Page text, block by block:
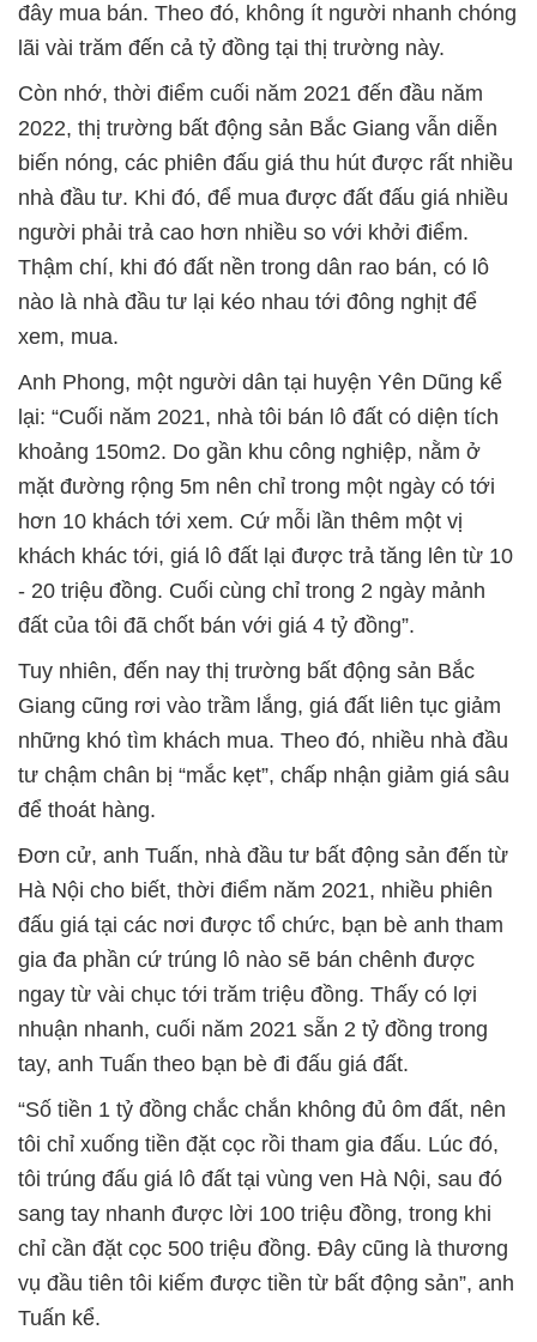
đây mua bán. Theo đó, không ít người nhanh chóng
lãi vài trăm đến cả tỷ đồng tại thị trường này.
Còn nhớ, thời điểm cuối năm 2021 đến đầu năm
2022, thị trường bất động sản Bắc Giang vẫn diễn
biến nóng, các phiên đấu giá thu hút được rất nhiều
nhà đầu tư. Khi đó, để mua được đất đấu giá nhiều
người phải trả cao hơn nhiều so với khởi điểm.
Thậm chí, khi đó đất nền trong dân rao bán, có lô
nào là nhà đầu tư lại kéo nhau tới đông nghịt để
xem, mua.
Anh Phong, một người dân tại huyện Yên Dũng kể
lại: “Cuối năm 2021, nhà tôi bán lô đất có diện tích
khoảng 150m2. Do gần khu công nghiệp, nằm ở
mặt đường rộng 5m nên chỉ trong một ngày có tới
hơn 10 khách tới xem. Cứ mỗi lần thêm một vị
khách khác tới, giá lô đất lại được trả tăng lên từ 10
- 20 triệu đồng. Cuối cùng chỉ trong 2 ngày mảnh
đất của tôi đã chốt bán với giá 4 tỷ đồng”.
Tuy nhiên, đến nay thị trường bất động sản Bắc
Giang cũng rơi vào trầm lắng, giá đất liên tục giảm
những khó tìm khách mua. Theo đó, nhiều nhà đầu
tư chậm chân bị “mắc kẹt”, chấp nhận giảm giá sâu
để thoát hàng.
Đơn cử, anh Tuấn, nhà đầu tư bất động sản đến từ
Hà Nội cho biết, thời điểm năm 2021, nhiều phiên
đấu giá tại các nơi được tổ chức, bạn bè anh tham
gia đa phần cứ trúng lô nào sẽ bán chênh được
ngay từ vài chục tới trăm triệu đồng. Thấy có lợi
nhuận nhanh, cuối năm 2021 sẵn 2 tỷ đồng trong
tay, anh Tuấn theo bạn bè đi đấu giá đất.
“Số tiền 1 tỷ đồng chắc chắn không đủ ôm đất, nên
tôi chỉ xuống tiền đặt cọc rồi tham gia đấu. Lúc đó,
tôi trúng đấu giá lô đất tại vùng ven Hà Nội, sau đó
sang tay nhanh được lời 100 triệu đồng, trong khi
chỉ cần đặt cọc 500 triệu đồng. Đây cũng là thương
vụ đầu tiên tôi kiếm được tiền từ bất động sản”, anh
Tuấn kể.